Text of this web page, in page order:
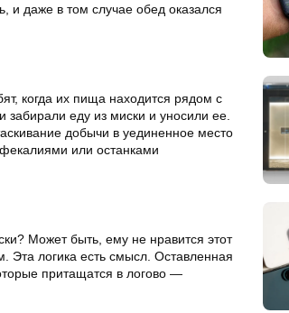
и даже в том случае обед оказался
когда их пища находится рядом с
еду из миски и уносили ее.
добычи в уединенное место
или останками
Может быть, ему не нравится этот
Эта логика есть смысл. Оставленная
притащатся в логово —